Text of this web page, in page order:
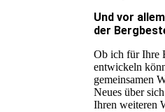
Und vor
der
Ob ich für Ihre
entwickeln
gemeinsamen
Neues über
Ihren weiteren